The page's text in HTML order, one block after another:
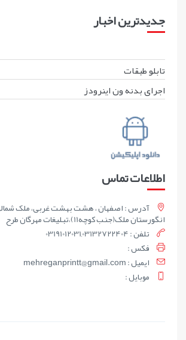
جدیدترین اخبار
تابلو طبقات
اجرای بدنه ون اینرودز
اطلاعات تماس
آدرس : اصفهان ، هشت بهشت غربی، ملک
انگورستان ملک(جنب کوچه11)،تبلیغات مهرگان طرح
تلفن : 03191012031,03132722404
فکس :
ايميل : mehreganprintt@gmail.com
موبايل :